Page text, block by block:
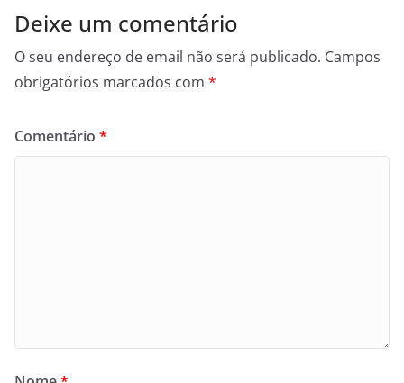
Deixe um comentário
O seu endereço de email não será publicado. Campos
obrigatórios marcados com *
Comentário *